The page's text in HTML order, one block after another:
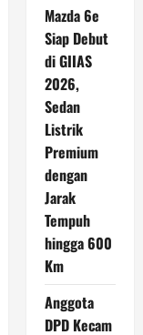
Mazda 6e
Siap Debut
di GIIAS
2026,
Sedan
Listrik
Premium
dengan
Jarak
Tempuh
hingga 600
Km
Anggota
DPD Kecam